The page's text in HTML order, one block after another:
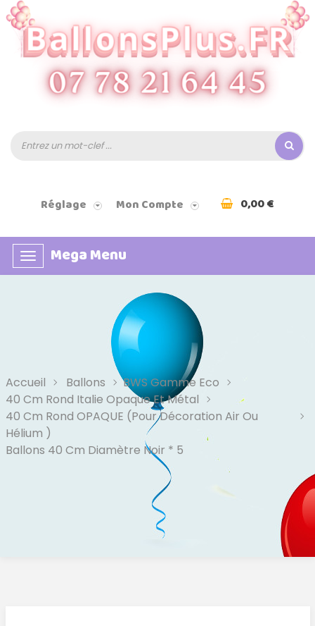
Réglage Mon Compte 0,00 €
Basculer
la
Mega Menu
Accueil Ballons
BWS Gamme Eco
40 Cm Rond Italie Opaque Et Métal
40 Cm Rond OPAQUE (pour Décoration Air Ou
Hélium )
Ballons 40 Cm Diamètre Noir * 5